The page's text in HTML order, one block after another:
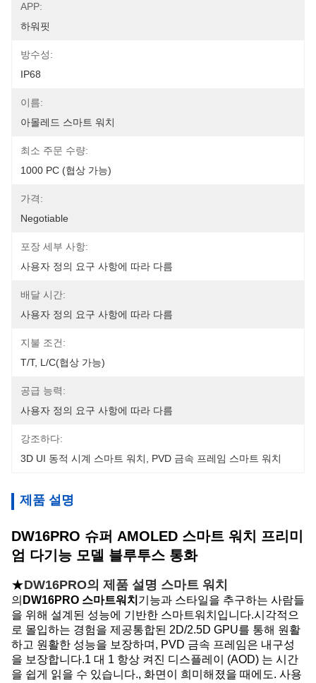
APP:
하워핏
방수성:
IP68
이름:
아몰레드 스마트 워치
최소 주문 수량:
1000 PC (협상 가능)
가격:
Negotiable
포장 세부 사항:
사용자 정의 요구 사항에 따라 다름
배달 시간:
사용자 정의 요구 사항에 따라 다름
지불 조건:
T/T, L/C(협상 가능)
공급 능력:
사용자 정의 요구 사항에 따라 다름
강조하다:
3D UI 동적 시계 스마트 워치
PVD 금속 프레임 스마트 워치
제품 설명
DW16PRO 슈퍼 AMOLED 스마트 워치 프리미
엄 다기능 모델 블루투스 통화
★DW16PRO의 제품 설명 스마트 워치
의 DW16PRO 스마트워치 기능과 스타일을 추구하는 사람들
을 위해 설계된 성능에 기반한 스마트워치입니다.시각적으
로 몰입하는 경험을 제공통합된 2D/2.5D GPU를 통해 원활
하고 원활한 성능을 보장하며, PVD 금속 프레임은 내구성
을 보장합니다.1 대 1 항상 켜진 디스플레이 (AOD) 는 시간
을 쉽게 읽을 수 있습니다., 화면이 희미해졌을 때에도. 사용